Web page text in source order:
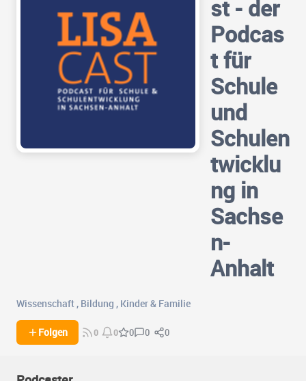
st - der
Podcas
t für
Schule
und
Schulen
twicklu
ng in
Sachse
n-
Anhalt
Wissenschaft , Bildung , Kinder & Familie
Folgen 0 0 0 0 0